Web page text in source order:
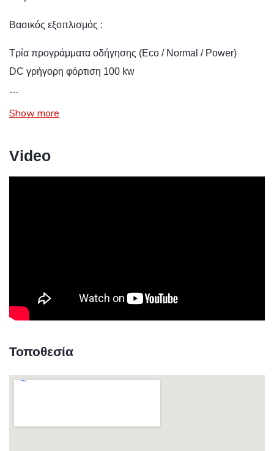
Βασικός εξοπλισμός :
Tρία προγράμματα οδήγησης (Eco / Normal / Power)
DC γρήγορη φόρτιση 100 kw
…
Show more
Video
Τοποθεσία